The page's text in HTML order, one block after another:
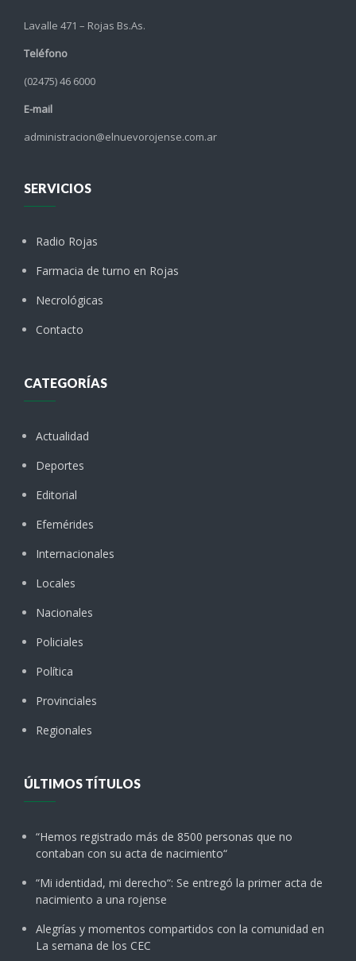
Lavalle 471 – Rojas Bs.As.
Teléfono
(02475) 46 6000
E-mail
administracion@elnuevorojense.com.ar
SERVICIOS
Radio Rojas
Farmacia de turno en Rojas
Necrológicas
Contacto
CATEGORÍAS
Actualidad
Deportes
Editorial
Efemérides
Internacionales
Locales
Nacionales
Policiales
Política
Provinciales
Regionales
ÚLTIMOS TÍTULOS
“Hemos registrado más de 8500 personas que no
contaban con su acta de nacimiento“
“Mi identidad, mi derecho“: Se entregó la primer acta de
nacimiento a una rojense
Alegrías y momentos compartidos con la comunidad en
La semana de los CEC